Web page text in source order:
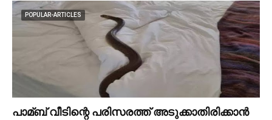
POPULAR-ARTICLES
പാമ്ബ് വീടിന്റെ പരിസരത്ത് അടുക്കാതിരിക്കാൻ